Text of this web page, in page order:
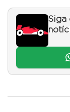
Siga